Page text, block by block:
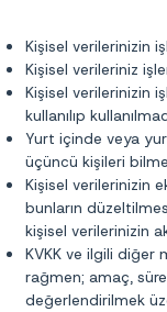
Kişisel verilerinizin
Kişisel verileriniz
Kişisel verilerinizin
kullanılıp
Yurt içinde veya
üçüncü kişileri
Kişisel verilerinizin
bunların
kişisel verilerinizin
KVKK ve ilgili diğer
rağmen; amaç,
değerlendirilmek